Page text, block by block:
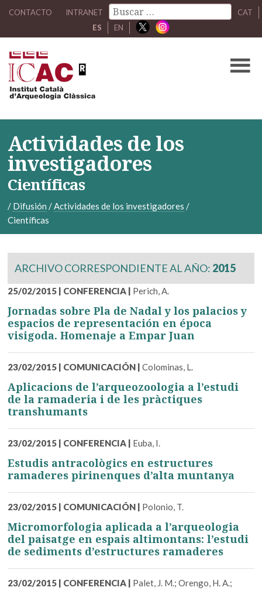
CONTACTO INTRANET
CAT
ES
EN
Actividades de los
investigadores
Científicas
/ Difusión /Actividades de los investigadores /
Científicas
ARCHIVO CORRESPONDIENTE AL AÑO: 2015
25/02/2015 | CONFERENCIA | Perich, A.
Jornadas sobre Pla de Nadal y los palacios y
espacios de representación en época
visigoda. Homenaje a Empar Juan
23/02/2015 | COMUNICACIÓN | Colominas, L.
Aplicacions de l’arqueozoologia a l’estudi
de la ramaderia i de les pràctiques
transhumants
23/02/2015 | CONFERENCIA | Euba, I.
Estudis antracològics en estructures
ramaderes pirinenques d’alta muntanya
23/02/2015 | COMUNICACIÓN | Polonio, T.
Micromorfologia aplicada a l’arqueologia
del paisatge en espais altimontans: l’estudi
de sediments d’estructures ramaderes
23/02/2015 | CONFERENCIA | Palet, J. M.; Orengo, H. A.;